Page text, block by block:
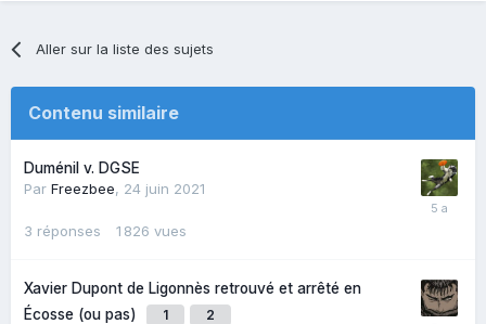
Aller sur la liste des sujets
Contenu similaire
Duménil v. DGSE
Par Freezbee, 24 juin 2021
3 réponses 1 826 vues
Xavier Dupont de Ligonnès retrouvé et arrêté en
Écosse (ou pas)
1 2